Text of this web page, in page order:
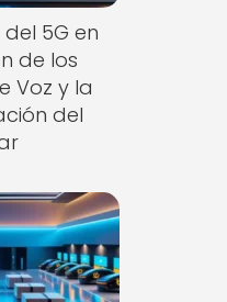
5G en
de los
Voz y la
del